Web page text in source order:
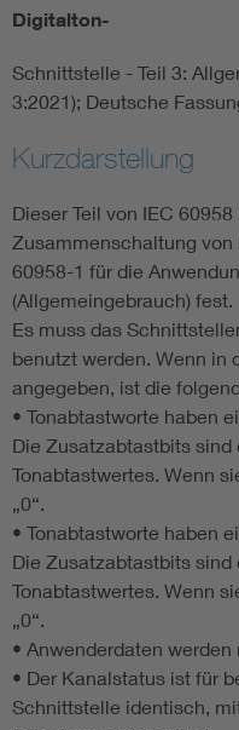
Smart Cities
DKE
Blitzschutz: DIN EN
Circular Economy für
Cybersecurity in der
DIN VDE 0100 für
Elektrofachkraft (EFK)
Digitalton-
Schnittstelle - Teil 3:
3:2021); Deutsche
Kurzdarstellung
Dieser Teil von IEC
Zusammenschaltung
60958-1 für die
(Allgemeingebrauch) fest.
Es muss das
benutzt werden. Wenn in
angegeben, ist die
• Tonabtastworte haben
Die Zusatzabtastbits
Tonabtastwertes. Wenn
„0“.
• Tonabtastworte haben
Die Zusatzabtastbits
Tonabtastwertes. Wenn
„0“.
• Anwenderdaten
• Der Kanalstatus ist für
Schnittstelle identisch,